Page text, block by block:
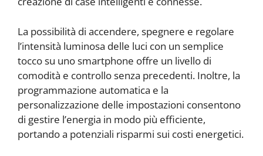
La possibilità di accendere, spegnere e regolare
l’intensità luminosa delle luci con un semplice
tocco su uno smartphone offre un livello di
comodità e controllo senza precedenti. Inoltre, la
programmazione automatica e la
personalizzazione delle impostazioni consentono
di gestire l’energia in modo più efficiente,
portando a potenziali risparmi sui costi energetici.